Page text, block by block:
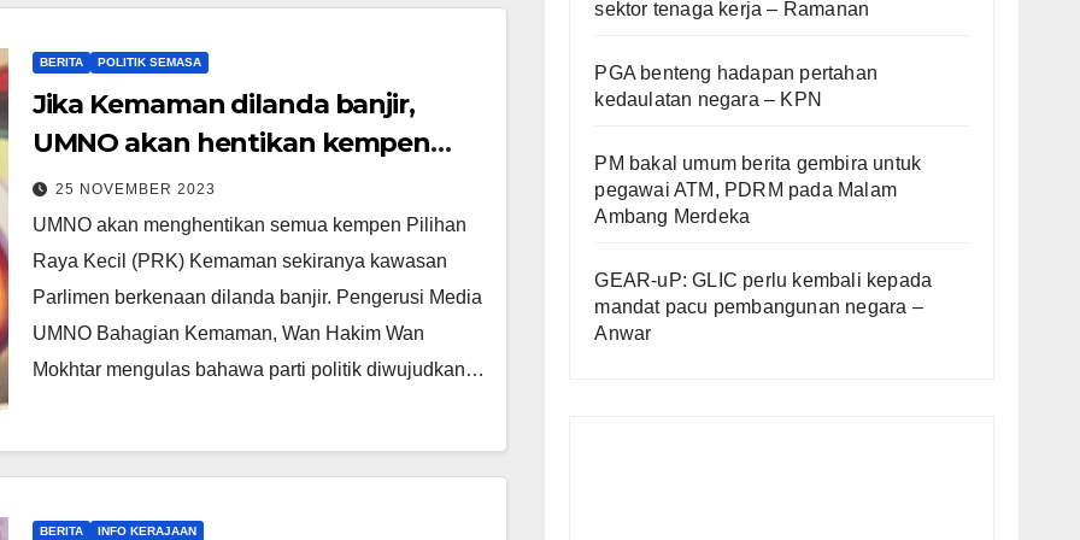
BERITA POLITIK SEMASA
Jika Kemaman dilanda banjir,
UMNO akan hentikan kempen
serta merta
25 NOVEMBER 2023
UMNO akan menghentikan semua kempen Pilihan
Raya Kecil (PRK) Kemaman sekiranya kawasan
Parlimen berkenaan dilanda banjir. Pengerusi Media
UMNO Bahagian Kemaman, Wan Hakim Wan
Mokhtar mengulas bahawa parti politik diwujudkan…
BERITA INFO KERAJAAN
sektor tenaga kerja – Ramanan
PGA benteng hadapan pertahan
kedaulatan negara – KPN
PM bakal umum berita gembira untuk
pegawai ATM, PDRM pada Malam
Ambang Merdeka
GEAR-uP: GLIC perlu kembali kepada
mandat pacu pembangunan negara –
Anwar